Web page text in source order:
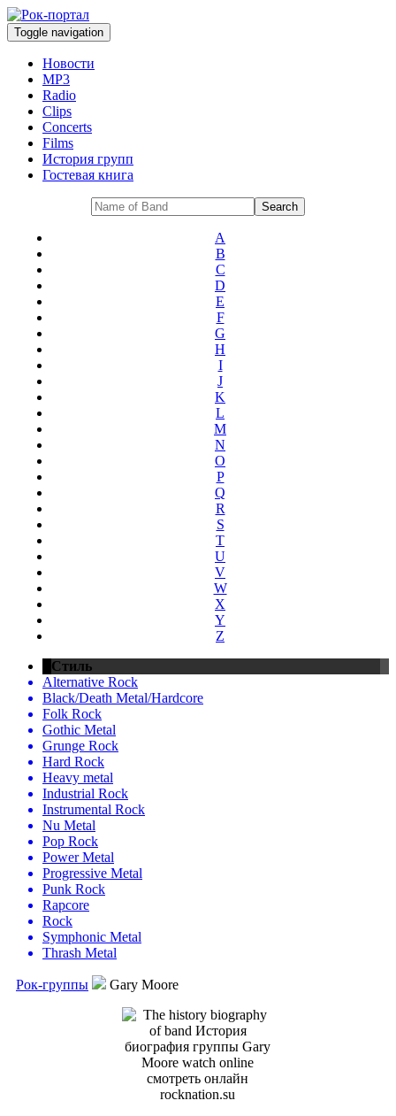
Toggle navigation
Новости
MP3
Radio
Clips
Concerts
Films
История групп
Гостевая книга
A
B
C
D
E
F
G
H
I
J
K
L
M
N
O
P
Q
R
S
T
U
V
W
X
Y
Z
Стиль
Alternative Rock
Black/Death Metal/Hardcore
Folk Rock
Gothic Metal
Grunge Rock
Hard Rock
Heavy metal
Industrial Rock
Instrumental Rock
Nu Metal
Pop Rock
Power Metal
Progressive Metal
Punk Rock
Rapcore
Rock
Symphonic Metal
Thrash Metal
Рок-группы Gary Moore